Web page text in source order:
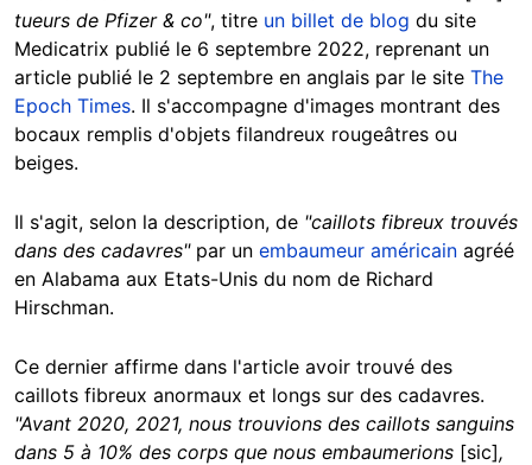
tueurs de Pfizer & co", titre un billet de blog du site
Medicatrix publié le 6 septembre 2022, reprenant un
article publié le 2 septembre en anglais par le site The
Epoch Times. Il s'accompagne d'images montrant des
bocaux remplis d'objets filandreux rougeâtres ou
beiges.
Il s'agit, selon la description, de "caillots fibreux trouvés
dans des cadavres"par un embaumeur américain agréé
en Alabama aux Etats-Unis du nom de Richard
Hirschman.
Ce dernier affirme dans l'article avoir trouvé des
caillots fibreux anormaux et longs sur des cadavres.
"Avant 2020, 2021, nous trouvions des caillots sanguins
dans 5 à 10% des corps que nous embaumerions [sic],